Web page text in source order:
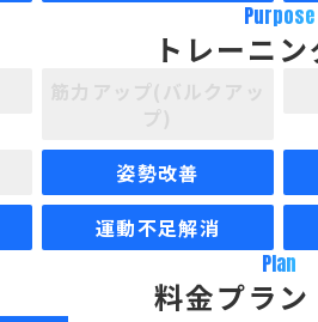
Purpose
トレーニ
姿勢改善
運動不足解消
Plan
料金プラン